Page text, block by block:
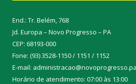
End.: Tr. Belém, 768
Jd. Europa – Novo Progresso – PA
CEP: 68193-000
Fone: (93) 3528-1150 / 1151 / 1152
E-mail:
Horário de atendimento: 07:00 às 13:00